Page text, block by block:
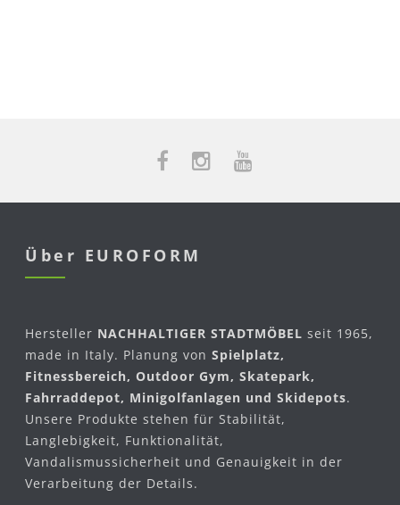
Über EUROFORM
Hersteller NACHHALTIGER STADTMÖBEL seit 1965,
made in Italy. Planung von Spielplatz,
Fitnessbereich, Outdoor Gym, Skatepark,
Fahrraddepot, Minigolfanlagen und Skidepots.
Unsere Produkte stehen für Stabilität,
Langlebigkeit, Funktionalität,
Vandalismussicherheit und Genauigkeit in der
Verarbeitung der Details.